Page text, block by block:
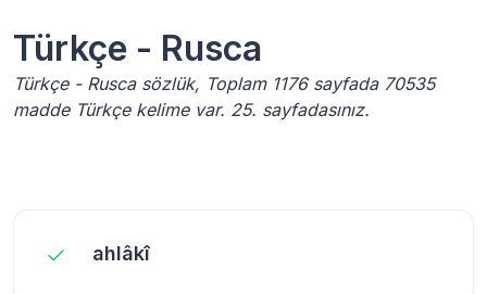
Türkçe - Rusca
Türkçe - Rusca sözlük, Toplam 1176 sayfada 70535
madde Türkçe kelime var. 25. sayfadasınız.
ahlâkî